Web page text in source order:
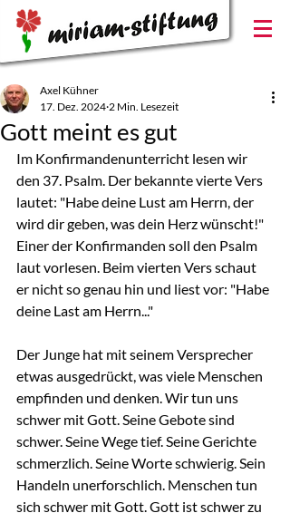
Gott meint es gut
Axel Kühner
17. Dez. 2024 2 Min. Lesezeit
Im Konfirmandenunterricht lesen wir
den 37. Psalm. Der bekannte vierte Vers
lautet: "Habe deine Lust am Herrn, der
wird dir geben, was dein Herz wünscht!"
Einer der Konfirmanden soll den Psalm
laut vorlesen. Beim vierten Vers schaut
er nicht so genau hin und liest vor: "Habe
deine Last am Herrn..."
Der Junge hat mit seinem Versprecher
etwas ausgedrückt, was viele Menschen
empfinden und denken. Wir tun uns
schwer mit Gott. Seine Gebote sind
schwer. Seine Wege tief. Seine Gerichte
schmerzlich. Seine Worte schwierig. Sein
Handeln unerforschlich. Menschen tun
sich schwer mit Gott. Gott ist schwer zu